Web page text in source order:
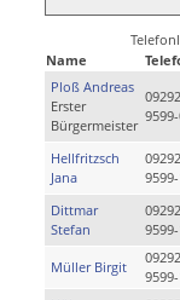
Name
Ploß Andreas
Erster
Bürgermeister
09292
Hellfritzsch
Jana
09292
Dittmar
Stefan
09292
Müller Birgit
09292